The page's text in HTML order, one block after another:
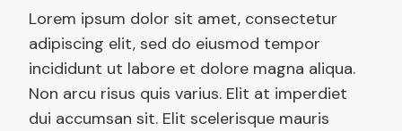
Lorem ipsum dolor sit amet, consectetur
adipiscing elit, sed do eiusmod tempor
incididunt ut labore et dolore magna aliqua.
Non arcu risus quis varius. Elit at imperdiet
dui accumsan sit. Elit scelerisque mauris